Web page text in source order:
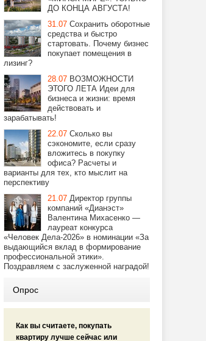
ДО КОНЦА АВГУСТА!
31.07 Сохранить оборотные
средства и быстро
стартовать. Почему бизнес
покупает помещения в
лизинг?
28.07 ВОЗМОЖНОСТИ
ЭТОГО ЛЕТА Идеи для
бизнеса и жизни: время
действовать и
зарабатывать!
22.07 Сколько вы
сэкономите, если сразу
вложитесь в покупку
офиса? Расчеты и
варианты для тех, кто мыслит на
перспективу
21.07 Директор группы
компаний «Дианэст»
Валентина Михасенко —
лауреат конкурса
«Человек Дела-2026» в номинации «За
выдающийся вклад в формирование
профессиональной этики».
Поздравляем с заслуженной наградой!
Опрос
Как вы считаете, покупать
квартиру лучше сейчас или